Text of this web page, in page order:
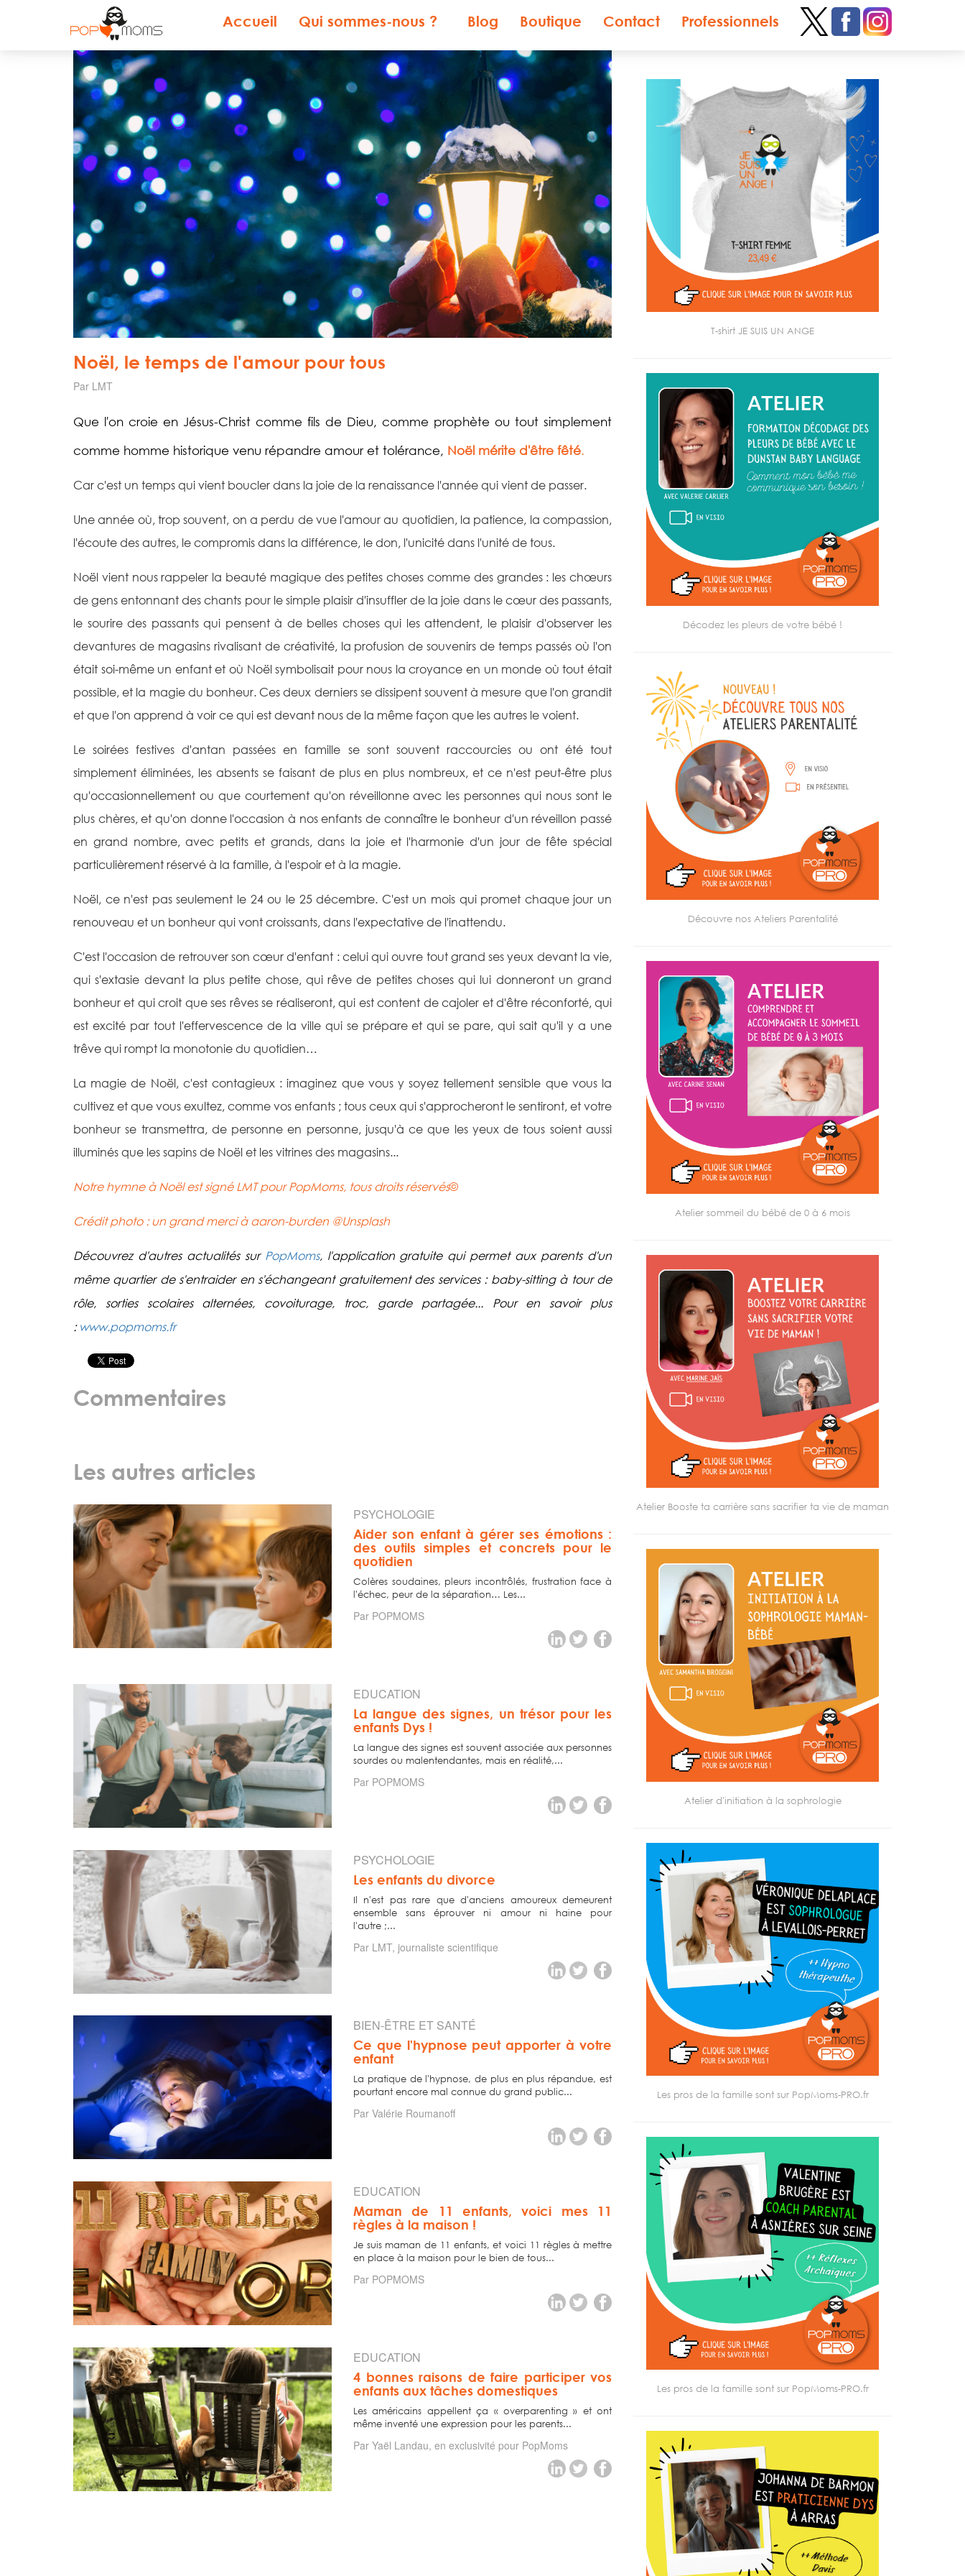
Accueil Qui sommes-nous ? Blog Boutique Contact Professionnels
Noël, le temps de l'amour pour tous
Par LMT
Que l'on croie en Jésus-Christ comme fils de Dieu, comme prophète ou tout simplement
comme homme historique venu répandre amour et tolérance, Noël mérite d'être fêté.
Car c'est un temps qui vient boucler dans la joie de la renaissance l'année qui vient de passer.
Une année où, trop souvent, on a perdu de vue l'amour au quotidien, la patience, la compassion,
l'écoute des autres, le compromis dans la différence, le don, l'unicité dans l'unité de tous.
Noël vient nous rappeler la beauté magique des petites choses comme des grandes : les chœurs
de gens entonnant des chants pour le simple plaisir d'insuffler de la joie dans le cœur des passants,
le sourire des passants qui pensent à de belles choses qui les attendent, le plaisir d'observer les
devantures de magasins rivalisant de créativité, la profusion de souvenirs de temps passés où l'on
était soi-même un enfant et où Noël symbolisait pour nous la croyance en un monde où tout était
possible, et la magie du bonheur. Ces deux derniers se dissipent souvent à mesure que l'on grandit
et que l'on apprend à voir ce qui est devant nous de la même façon que les autres le voient.
Le soirées festives d'antan passées en famille se sont souvent raccourcies ou ont été tout
simplement éliminées, les absents se faisant de plus en plus nombreux, et ce n'est peut-être plus
qu'occasionnellement ou que courtement qu'on réveillonne avec les personnes qui nous sont le
plus chères, et qu'on donne l'occasion à nos enfants de connaître le bonheur d'un réveillon passé
en grand nombre, avec petits et grands, dans la joie et l'harmonie d'un jour de fête spécial
particulièrement réservé à la famille, à l'espoir et à la magie.
Noël, ce n'est pas seulement le 24 ou le 25 décembre. C'est un mois qui promet chaque jour un
renouveau et un bonheur qui vont croissants, dans l'expectative de l'inattendu.
C'est l'occasion de retrouver son cœur d'enfant : celui qui ouvre tout grand ses yeux devant la vie,
qui s'extasie devant la plus petite chose, qui rêve de petites choses qui lui donneront un grand
bonheur et qui croit que ses rêves se réaliseront, qui est content de cajoler et d'être réconforté, qui
est excité par tout l'effervescence de la ville qui se prépare et qui se pare, qui sait qu'il y a une
trêve qui rompt la monotonie du quotidien…
La magie de Noël, c'est contagieux : imaginez que vous y soyez tellement sensible que vous la
cultivez et que vous exultez, comme vos enfants ; tous ceux qui s'approcheront le sentiront, et votre
bonheur se transmettra, de personne en personne, jusqu'à ce que les yeux de tous soient aussi
illuminés que les sapins de Noël et les vitrines des magasins...
Notre hymne à Noël est signé LMT pour PopMoms, tous droits réservés©
Crédit photo : un grand merci àaaron-burden @Unsplash
Découvrez d'autres actualités sur PopMoms, l'application gratuite qui permet aux parents d'un
même quartier de s'entraider en s'échangeant gratuitement des services : baby-sitting à tour de
rôle, sorties scolaires alternées, covoiturage, troc, garde partagée... Pour en savoir plus
:www.popmoms.fr
Commentaires
Les autres articles
PSYCHOLOGIE
Aider son enfant à gérer ses émotions :
des outils simples et concrets pour le
quotidien
Colères soudaines, pleurs incontrôlés, frustration face à
l'échec, peur de la séparation… Les...
Par POPMOMS
EDUCATION
La langue des signes, un trésor pour les
enfants Dys !
La langue des signes est souvent associée aux personnes
sourdes ou malentendantes, mais en réalité,...
Par POPMOMS
PSYCHOLOGIE
Les enfants du divorce
Il n'est pas rare que d'anciens amoureux demeurent
ensemble sans éprouver ni amour ni haine pour
l'autre ;...
Par LMT, journaliste scientifique
BIEN-ÊTRE ET SANTÉ
Ce que l'hypnose peut apporter à votre
enfant
La pratique de l'hypnose, de plus en plus répandue, est
pourtant encore mal connue du grand public...
Par Valérie Roumanoff
EDUCATION
Maman de 11 enfants, voici mes 11
règles à la maison !
Je suis maman de 11 enfants, et voici 11 règles à mettre
en place à la maison pour le bien de tous...
Par POPMOMS
EDUCATION
4 bonnes raisons de faire participer vos
enfants aux tâches domestiques
Les américains appellent ça « overparenting » et ont
même inventé une expression pour les parents...
Par Yaël Landau, en exclusivité pour PopMoms
T-shirt JE SUIS UN ANGE
Décodez les pleurs de votre bébé !
Découvre nos Ateliers Parentalité
Atelier sommeil du bébé de 0 à 6 mois
Atelier Booste ta carrière sans sacrifier ta vie de maman
Atelier d'initiation à la sophrologie
Les pros de la famille sont sur PopMoms-PRO.fr
Les pros de la famille sont sur PopMoms-PRO.fr